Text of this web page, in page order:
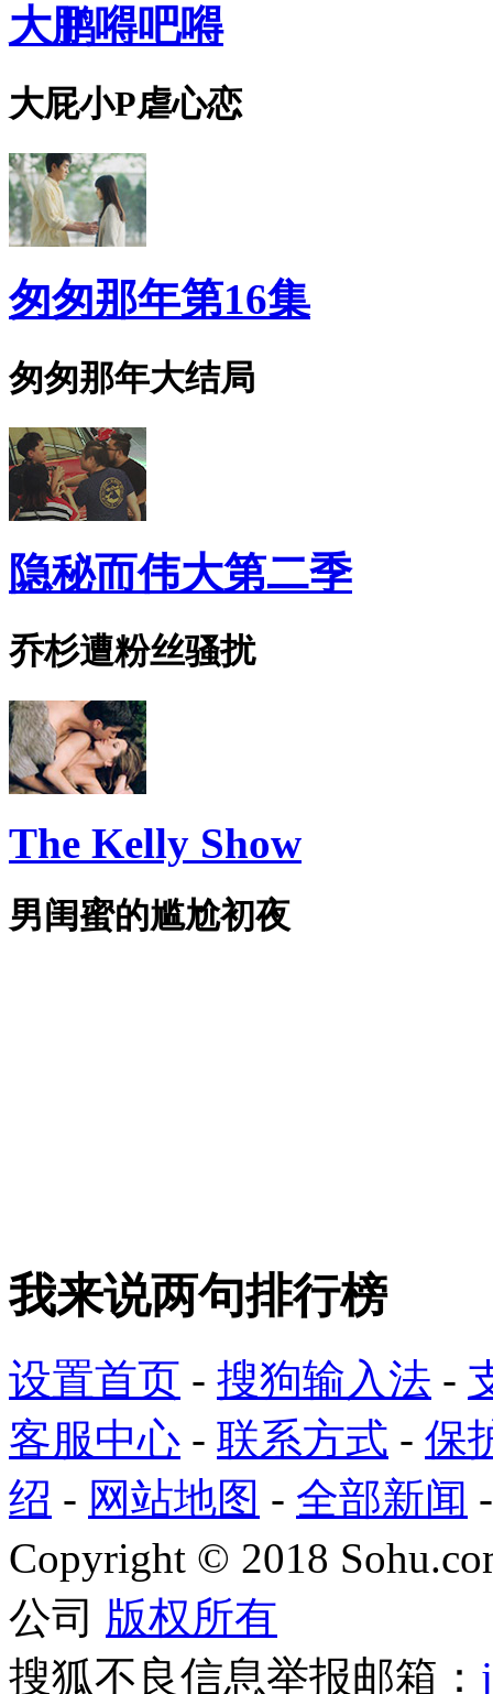
大鹏嘚吧嘚
大屁小P虐心恋
匆匆那年第16集
匆匆那年大结局
隐秘而伟大第二季
乔杉遭粉丝骚扰
The Kelly Show
男闺蜜的尴尬初夜
我来说两句排行榜
设置首页 - 搜狗输入法 -
客服中心 - 联系方式 - 保
绍 - 网站地图 - 全部新闻
Copyright © 2018
公司 版权所有
搜狐不良信息举报邮箱：